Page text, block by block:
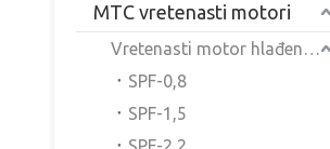
MTC vretenasti motori
Vretenasti motor hlađen zrakom
SPF-0,8
SPF-1,5